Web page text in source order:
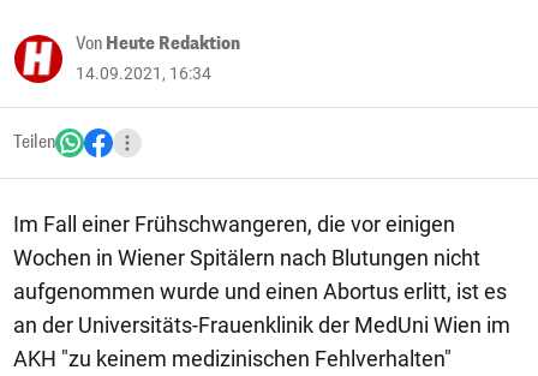
Von Heute Redaktion
14.09.2021, 16:34
Teilen
Im Fall einer Frühschwangeren, die vor einigen
Wochen in Wiener Spitälern nach Blutungen nicht
aufgenommen wurde und einen Abortus erlitt, ist es
an der Universitäts-Frauenklinik der MedUni Wien im
AKH "zu keinem medizinischen Fehlverhalten"